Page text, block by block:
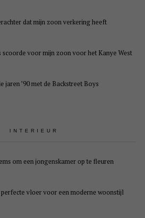
dat mijn zoon verkering heeft
scoorde voor mijn zoon voor het Kanye West
jaren ’90 met de Backstreet Boys
INTERIEUR
om een jongenskamer op te fleuren
perfecte vloer voor een moderne woonstijl